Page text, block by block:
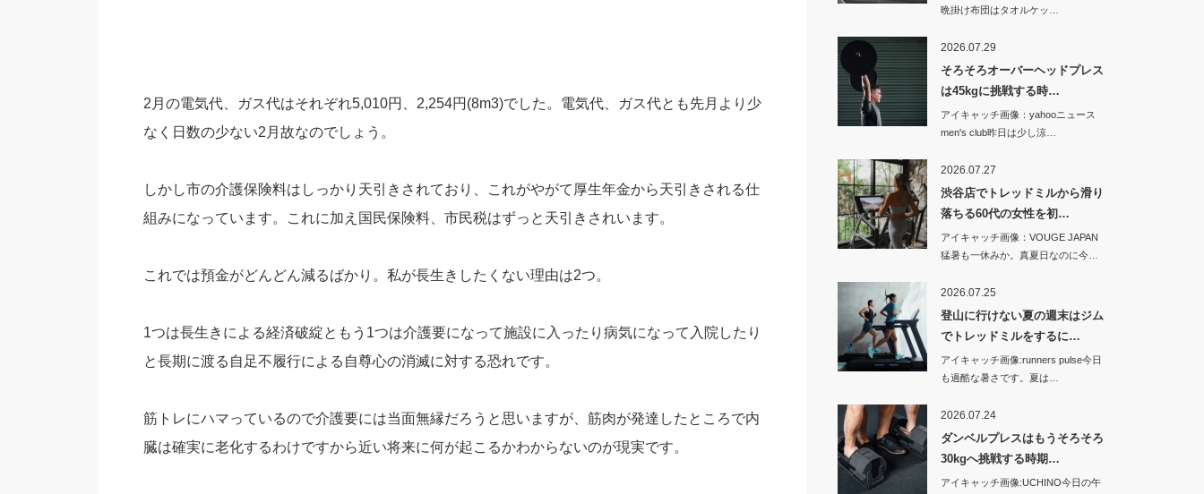
2月の電気代、ガス代はそれぞれ5,010円、2,254円(8m3)でした。電気代、ガス代とも先月より少
なく日数の少ない2月故なのでしょう。
しかし市の介護保険料はしっかり天引きされており、これがやがて厚生年金から天引きされる仕
組みになっています。これに加え国民保険料、市民税はずっと天引きされいます。
これでは預金がどんどん減るばかり。私が長生きしたくない理由は2つ。
1つは長生きによる経済破綻ともう1つは介護要になって施設に入ったり病気になって入院したり
と長期に渡る自足不履行による自尊心の消滅に対する恐れです。
筋トレにハマっているので介護要には当面無縁だろうと思いますが、筋肉が発達したところで内
臓は確実に老化するわけですから近い将来に何が起こるかわからないのが現実です。
晩掛け布団はタオルケッ…
2026.07.29
そろそろオーバーヘッドプレス
は45kgに挑戦する時…
アイキャッチ画像：yahooニュース
men's club昨日は少し涼…
2026.07.27
渋谷店でトレッドミルから滑り
落ちる60代の女性を初…
アイキャッチ画像：VOUGE JAPAN
猛暑も一休みか。真夏日なのに今…
2026.07.25
登山に行けない夏の週末はジム
でトレッドミルをするに…
アイキャッチ画像:runners pulse今日
も過酷な暑さです。夏は…
2026.07.24
ダンベルプレスはもうそろそろ
30kgへ挑戦する時期…
アイキャッチ画像:UCHINO今日の午